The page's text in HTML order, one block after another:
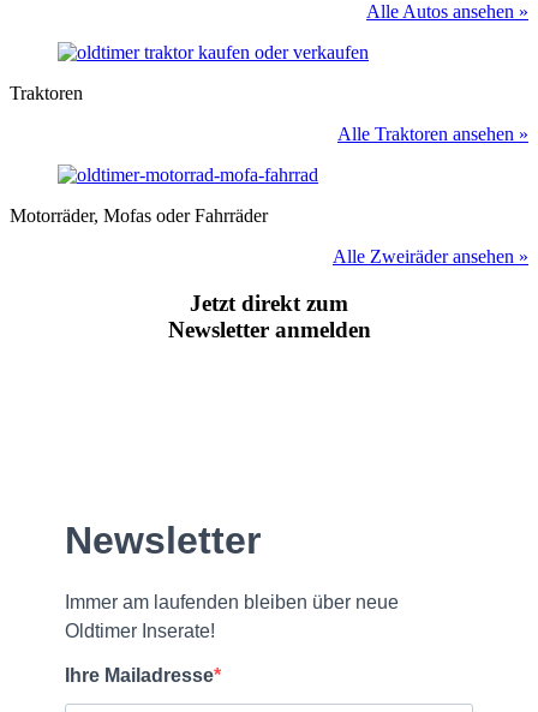
Alle Autos ansehen »
Traktoren
Alle Traktoren ansehen »
Motorräder, Mofas oder Fahrräder
Alle Zweiräder ansehen »
Jetzt direkt zum
Newsletter anmelden